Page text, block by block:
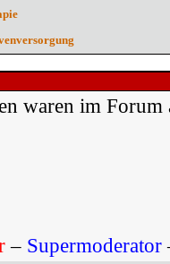
waren im Forum
– Supermoderator